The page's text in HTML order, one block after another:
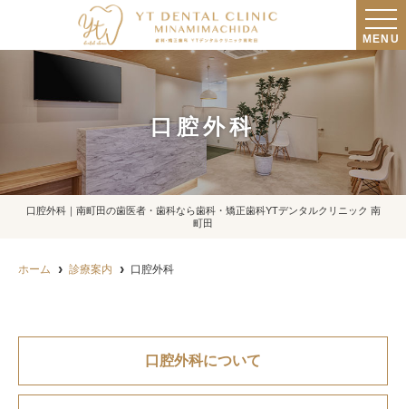
MENU
口腔外科
口腔外科｜南町田の歯医者・歯科なら歯科・矯正歯科YTデンタルクリニック 南
町田
ホーム 診療案内 口腔外科
口腔外科について